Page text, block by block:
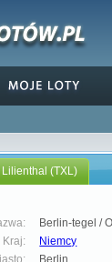
(TXL)
Berlin-tegel /
Kraj:
Niemcy
Berlin